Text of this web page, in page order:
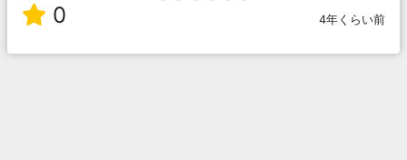
0 4年くらい前